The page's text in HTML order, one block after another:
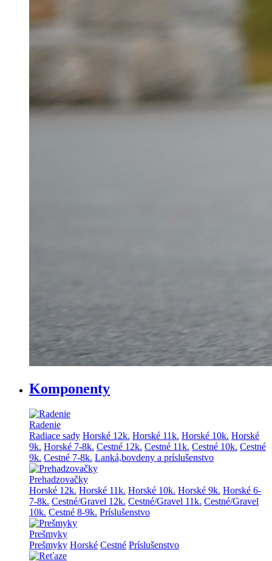
Komponenty
Radenie
Radiace sady Horské 12k. Horské 11k. Horské 10k. Horské
9k. Horské 7-8k. Cestné 12k. Cestné 11k. Cestné 10k. Cestné
9k. Cestné 7-8k. Lanká,bovdeny a príslušenstvo
Prehadzovačky
Horské 12k. Horské 11k. Horské 10k. Horské 9k. Horské 6-
7-8k. Cestné/Gravel 12k. Cestné/Gravel 11k. Cestné/Gravel
10k. Cestné 8-9k. Príslušenstvo
Prešmyky
Prešmyky Horské Cestné Príslušenstvo